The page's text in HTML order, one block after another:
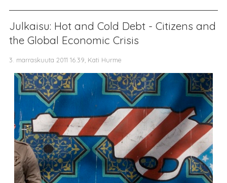
Julkaisu: Hot and Cold Debt - Citizens and
the Global Economic Crisis
3. marraskuuta 2011 16.39, Kati Hurme